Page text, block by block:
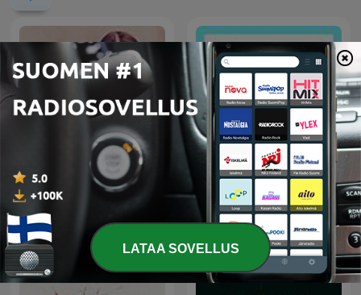
Piinan Kirous Jäljillä
LATAA SOVELLUS